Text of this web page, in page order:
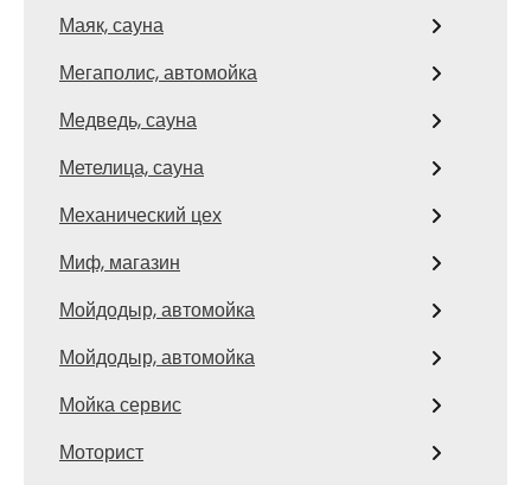
Маяк, сауна
Мегаполис, автомойка
Медведь, сауна
Метелица, сауна
Механический цех
Миф, магазин
Мойдодыр, автомойка
Мойдодыр, автомойка
Мойка сервис
Моторист